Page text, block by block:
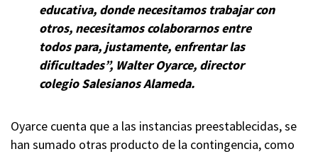
educativa, donde necesitamos trabajar con
otros, necesitamos colaborarnos entre
todos para, justamente, enfrentar las
dificultades”, Walter Oyarce, director
colegio Salesianos Alameda.
Oyarce cuenta que a las instancias preestablecidas, se
han sumado otras producto de la contingencia, como